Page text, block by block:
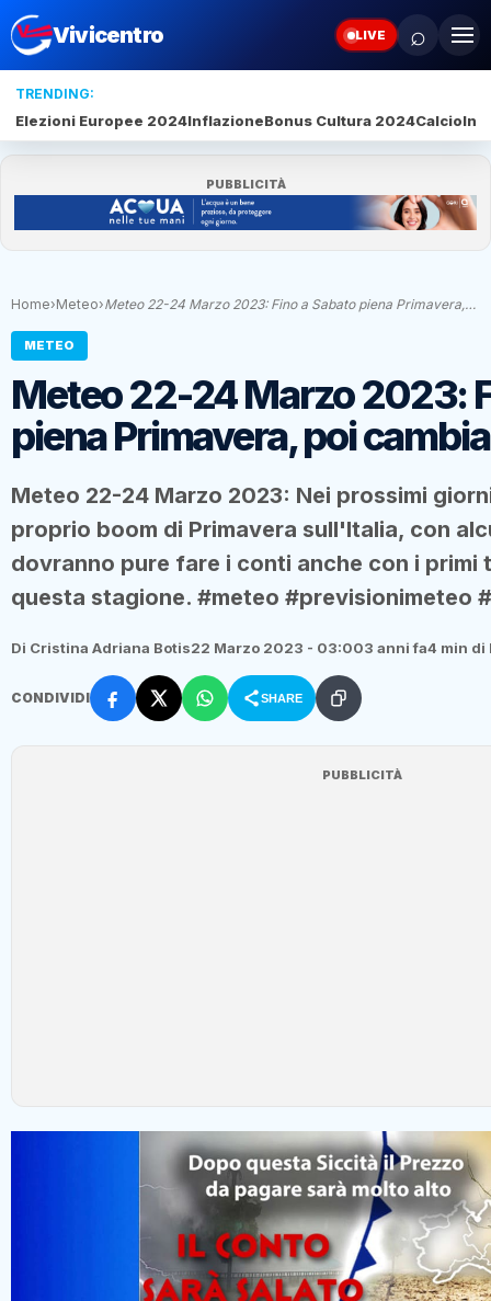
Vivicentro LIVE ⌕
TRENDING:
Elezioni Europee 2024InflazioneBonus Cultura 2024Calcio
PUBBLICITÀ
Home›Meteo›Meteo 22-24 Marzo 2023: Fino a Sabato piena Primavera,…
METEO
Meteo 22-24 Marzo 2023:
piena Primavera, poi
Meteo 22-24 Marzo 2023: Nei prossimi
proprio boom di Primavera sull'Italia, con
dovranno pure fare i conti anche con i primi
questa stagione. #meteo #previsionimeteo
Di Cristina Adriana Botis22 Marzo 2023 - 03:003 anni fa4 min di
CONDIVIDI SHARE
PUBBLICITÀ